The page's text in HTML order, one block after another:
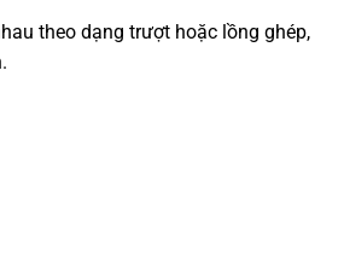
theo dạng trượt hoặc lồng ghép,